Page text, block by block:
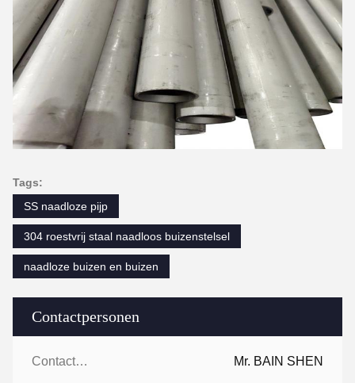
Contactpersonen
Contactpersonen: Mr. BAIN SHEN
Tags:
SS naadloze pijp
304 roestvrij staal naadloos buizenstelsel
naadloze buizen en buizen